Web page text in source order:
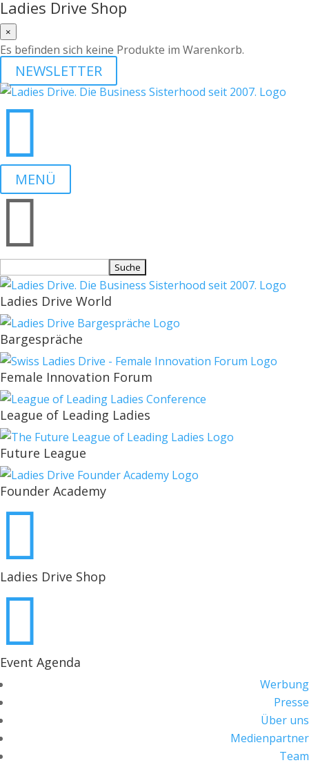
Ladies Drive Shop
×
Es befinden sich keine Produkte im Warenkorb.
NEWSLETTER

MENÜ

nach:
Ladies Drive World
Bargespräche
Female Innovation Forum
League of Leading Ladies
Future League
Founder Academy

Ladies Drive Shop

Event Agenda
Werbung
Presse
Über uns
Medienpartner
Team